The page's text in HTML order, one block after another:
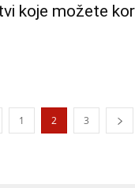
koje možete
1 2 3